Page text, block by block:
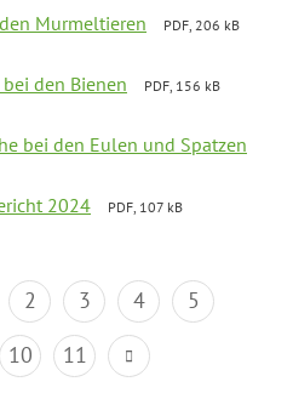
Murmeltieren
PDF, 206 kB
den Bienen
PDF, 156 kB
bei den Eulen und Spatzen
2024
PDF, 107 kB
2 3 4
5
10 11